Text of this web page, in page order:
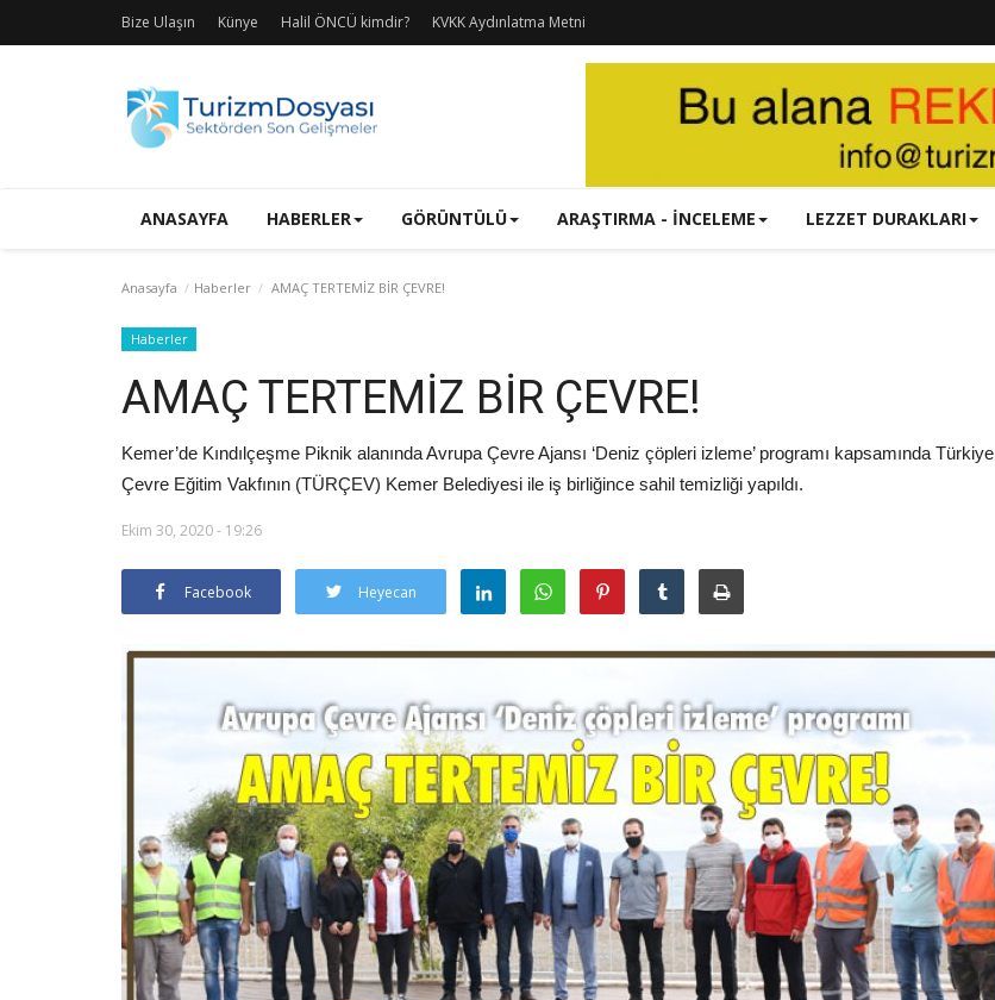
Bize Ulaşın Künye Halil ÖNCÜ kimdir? KVKK Aydınlatma Metni
ANASAYFA HABERLER GÖRÜNTÜLÜ ARAŞTIRMA - İNCELEME LEZZET DURAKLARI
Anasayfa Haberler AMAÇ TERTEMİZ BİR ÇEVRE!
Haberler
AMAÇ TERTEMİZ BİR ÇEVRE!
Kemer’de Kındılçeşme Piknik alanında Avrupa Çevre Ajansı ‘Deniz çöpleri izleme’ programı kapsamında Türkiye
Çevre Eğitim Vakfının (TÜRÇEV) Kemer Belediyesi ile iş birliğince sahil temizliği yapıldı.
Ekim 30, 2020 - 19:26
Facebook Heyecan